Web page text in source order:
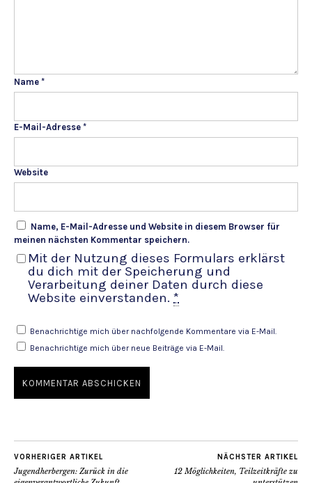
Name *
E-Mail-Adresse *
Website
Name, E-Mail-Adresse und Website in diesem Browser für
meinen nächsten Kommentar speichern.
Mit der Nutzung dieses Formulars erklärst
du dich mit der Speicherung und
Verarbeitung deiner Daten durch diese
Website einverstanden. *
Benachrichtige mich über nachfolgende Kommentare via E-Mail.
Benachrichtige mich über neue Beiträge via E-Mail.
VORHERIGER ARTIKEL
Jugendherbergen: Zurück in die
NÄCHSTER ARTIKEL
12 Möglichkeiten, Teilzeitkräfte zu